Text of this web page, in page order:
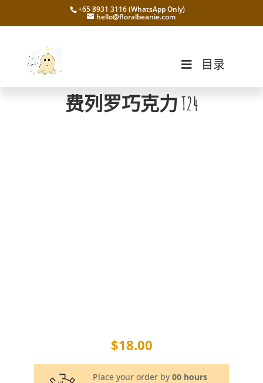
+65 8931 3116 (WhatsApp Only)
hello@floralbeanie.com
目录
费列罗巧克力 T24
$18.00
Place your order by00 hours